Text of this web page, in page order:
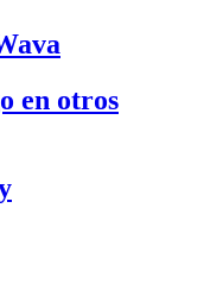
en otros